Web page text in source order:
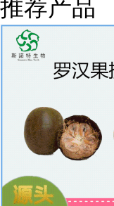
推荐产品